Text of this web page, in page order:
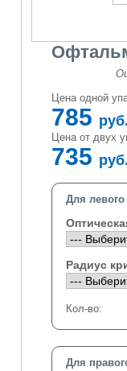
Цена одной
785 руб.
Цена от двух
735 руб.
Для левого
Радиус
Кол-во:
Для